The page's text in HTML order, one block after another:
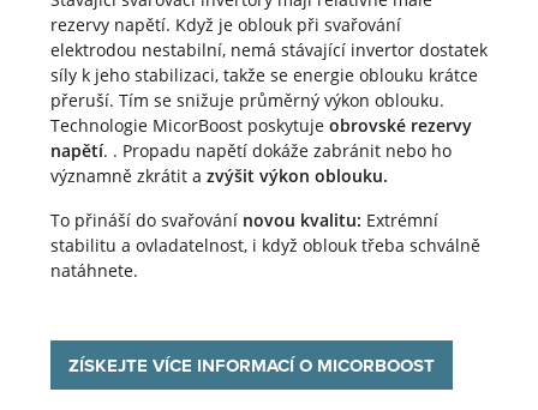
rezervy napětí. Když je oblouk při svařování
elektrodou nestabilní, nemá stávající invertor dostatek
síly k jeho stabilizaci, takže se energie oblouku krátce
přeruší. Tím se snižuje průměrný výkon oblouku.
Technologie MicorBoost poskytuje obrovské rezervy
napětí. . Propadu napětí dokáže zabránit nebo ho
významně zkrátit a zvýšit výkon oblouku.
To přináší do svařování novou kvalitu: Extrémní
stabilitu a ovladatelnost, i když oblouk třeba schválně
natáhnete.
ZÍSKEJTE VÍCE INFORMACÍ O MICORBOOST